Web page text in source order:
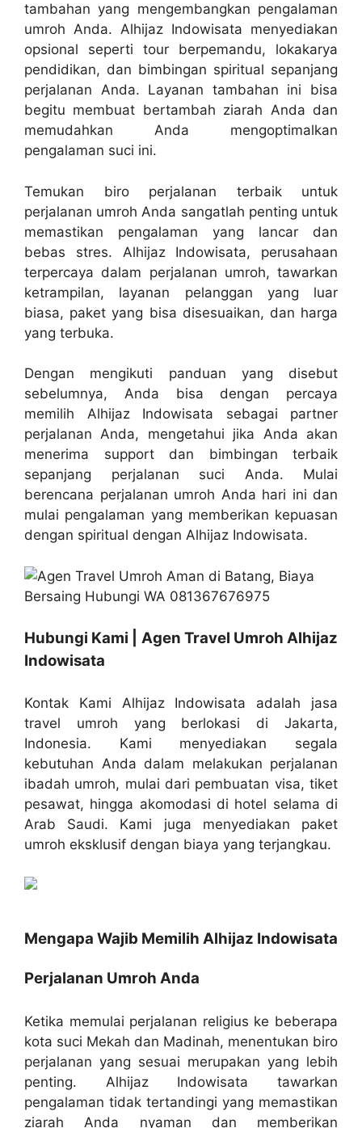
tambahan yang mengembangkan pengalaman
umroh Anda. Alhijaz Indowisata menyediakan
opsional seperti tour berpemandu, lokakarya
pendidikan, dan bimbingan spiritual sepanjang
perjalanan Anda. Layanan tambahan ini bisa
begitu membuat bertambah ziarah Anda dan
memudahkan Anda mengoptimalkan
pengalaman suci ini.
Temukan biro perjalanan terbaik untuk
perjalanan umroh Anda sangatlah penting untuk
memastikan pengalaman yang lancar dan
bebas stres. Alhijaz Indowisata, perusahaan
terpercaya dalam perjalanan umroh, tawarkan
ketrampilan, layanan pelanggan yang luar
biasa, paket yang bisa disesuaikan, dan harga
yang terbuka.
Dengan mengikuti panduan yang disebut
sebelumnya, Anda bisa dengan percaya
memilih Alhijaz Indowisata sebagai partner
perjalanan Anda, mengetahui jika Anda akan
menerima support dan bimbingan terbaik
sepanjang perjalanan suci Anda. Mulai
berencana perjalanan umroh Anda hari ini dan
mulai pengalaman yang memberikan kepuasan
dengan spiritual dengan Alhijaz Indowisata.
Hubungi Kami | Agen Travel Umroh Alhijaz
Indowisata
Kontak Kami Alhijaz Indowisata adalah jasa
travel umroh yang berlokasi di Jakarta,
Indonesia. Kami menyediakan segala
kebutuhan Anda dalam melakukan perjalanan
ibadah umroh, mulai dari pembuatan visa, tiket
pesawat, hingga akomodasi di hotel selama di
Arab Saudi. Kami juga menyediakan paket
umroh eksklusif dengan biaya yang terjangkau.
Mengapa Wajib Memilih Alhijaz Indowisata
Perjalanan Umroh Anda
Ketika memulai perjalanan religius ke beberapa
kota suci Mekah dan Madinah, menentukan biro
perjalanan yang sesuai merupakan yang lebih
penting. Alhijaz Indowisata tawarkan
pengalaman tidak tertandingi yang memastikan
ziarah Anda nyaman dan memberikan